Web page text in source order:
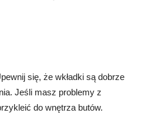
się, że wkładki są dobrze
Jeśli masz problemy z
do wnętrza butów.